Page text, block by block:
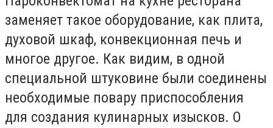
заменяет такое оборудование, как плита,
духовой шкаф, конвекционная печь и
многое другое. Как видим, в одной
специальной штуковине были соединены
необходимые повару приспособления
для создания кулинарных изысков. О